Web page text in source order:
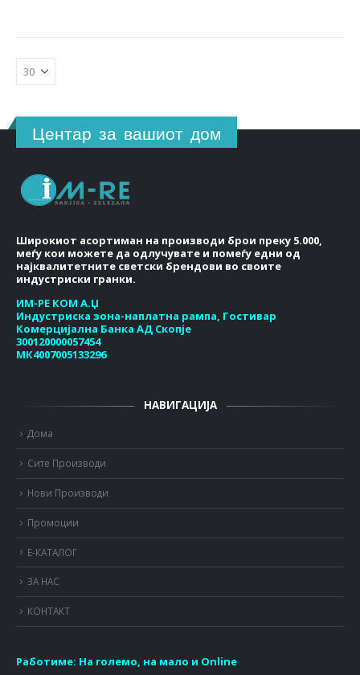
Центар за вашиот дом
Широкиот асортиман на производи брои преку 5.000,
меѓу кои можете да одлучувате и помеѓу едни од
најквалитетните светски брендови во своите
индустриски гранки.
ИМ-РЕ КОМ А.Џ
Индустриска зона-наплатна рампа, Гостивар
Комерцијална Банка АД Скопје
300120000057454
МК4007005133296
НАВИГАЦИЈА
Дома
Сите Производи
Нови Производи
Промоции
Е-КАТАЛОГ
ЗА НАС
КОНТАКТ
Работиме: На големо, на мало и Online